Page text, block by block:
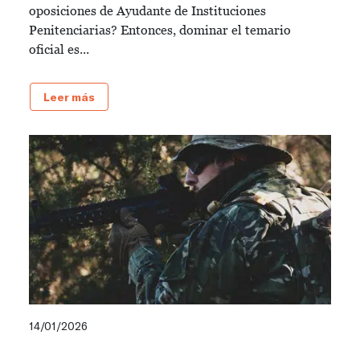
oposiciones de Ayudante de Instituciones
Penitenciarias? Entonces, dominar el temario
oficial es...
Leer más
14/01/2026